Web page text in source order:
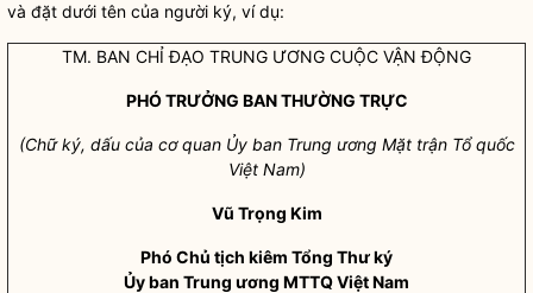
và đặt dưới tên của người ký, ví dụ:
TM. BAN CHỈ ĐẠO TRUNG ƯƠNG CUỘC VẬN ĐỘNG
PHÓ TRƯỞNG BAN THƯỜNG TRỰC
(Chữ ký, dấu của cơ quan Ủy ban Trung ương Mặt trận Tổ quốc
Việt Nam)
Vũ Trọng Kim
Phó Chủ tịch kiêm Tổng Thư ký
Ủy ban Trung ương MTTQ Việt Nam